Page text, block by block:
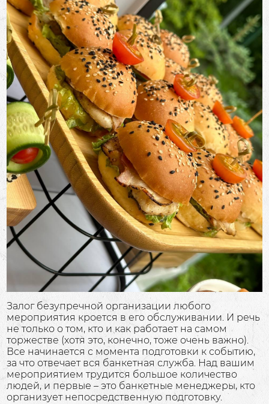
Залог безупречной организации любого
мероприятия кроется в его обслуживании. И речь
не только о том, кто и как работает на самом
торжестве (хотя это, конечно, тоже очень важно).
Все начинается с момента подготовки к событию,
за что отвечает вся банкетная служба. Над вашим
мероприятием трудится большое количество
людей, и первые – это банкетные менеджеры, кто
организует непосредственную подготовку.